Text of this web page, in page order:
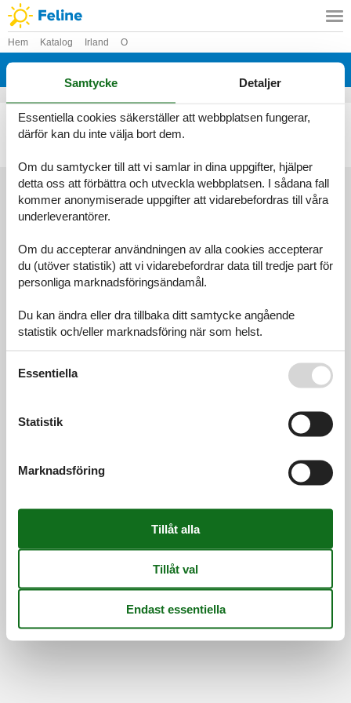
Hem Katalog Irland O
Katalog - Irland - Oranmore
Fritidshus - 6 personer - H91 FAA6 - Oranmore
Objektnr.:312-IE6005.602.1
Information
Om os
Kontakt
Om os
DK-7400 Herning-Danmark -Telefon: (+45) 8724 2251
E-post:
info@feline-holidays.se
Momsregistreringsnummer: DK26347688
Samtycke Detaljer
Essentiella cookies säkerställer att webbplatsen fungerar,
därför kan du inte välja bort dem.
Om du samtycker till att vi samlar in dina uppgifter, hjälper
detta oss att förbättra och utveckla webbplatsen. I sådana fall
kommer anonymiserade uppgifter att vidarebefordras till våra
underleverantörer.
Om du accepterar användningen av alla cookies accepterar
du (utöver statistik) att vi vidarebefordrar data till tredje part för
personliga marknadsföringsändamål.
Du kan ändra eller dra tillbaka ditt samtycke angående
statistik och/eller marknadsföring när som helst.
Essentiella
Statistik
Marknadsföring